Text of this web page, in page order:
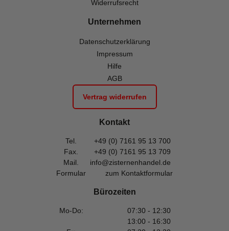
Widerrufsrecht
Unternehmen
Datenschutzerklärung
Impressum
Hilfe
AGB
Vertrag widerrufen
Kontakt
Tel.
+49 (0) 7161 95 13 700
Fax.
+49 (0) 7161 95 13 709
Mail.
info@zisternenhandel.de
Formular
zum Kontaktformular
Bürozeiten
Mo-Do:
07:30 - 12:30
13:00 - 16:30